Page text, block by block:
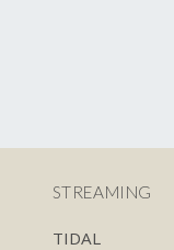
STREAMING
TIDAL